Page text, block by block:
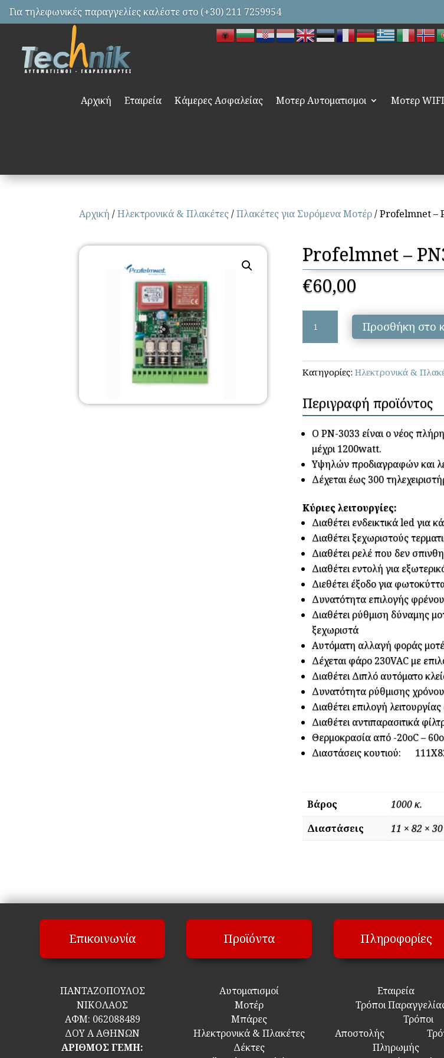
Για τηλεφωνικές παραγγελίες καλέστε στο (+30) 211 7259954
Αρχική Εταιρεία Κάμερες Ασφαλείας Μοτερ Αυτοματισμοι Μοτερ WIFI
Αρχική /Ηλεκτρονικά & Πλακέτες/Πλακέτες για Συρόμενα Μοτέρ/ Profelmnet –
Profelmnet –
€60,00
Profelmnet
PN3033
ποσότητα
Προσθήκη στο
Κατηγορίες: Ηλεκτρονικά &
Περιγραφή προϊόντος
Ο PN-3033 είναι ο νέος
μέχρι 1200watt.
Υψηλών προδιαγραφών και
Δέχεται έως 300
Κύριες λειτουργίες:
Διαθέτει ενδεικτικά led για
Διαθέτει ξεχωριστούς
Διαθέτει ρελέ που δεν
Διαθέτει εντολή για
Διεθέτει έξοδο για
Δυνατότητα επιλογής
Διαθέτει ρύθμιση δύναμης
ξεχωριστά
Αυτόματη αλλαγή φοράς
Δέχεται φάρο 230VAC με
Διαθέτει Διπλό αυτόματο
Δυνατότητα ρύθμισης
Διαθέτει επιλογή
Διαθέτει αντιπαρασιτικά
Θερμοκρασία από -20oC –
Διαστάσεις κουτιού:
Βάρος
1000 κ.
Διαστάσεις
11 × 82 ×
Επικοινωνία
ΠΑΝΤΑΖΟΠΟΥΛΟΣ
ΝΙΚΟΛΑΟΣ
ΑΦΜ: 062088489
ΔΟΥ Α ΑΘΗΝΩΝ
ΑΡΙΘΜΟΣ ΓΕΜΗ:
Προϊόντα
Αυτοματισμοί
Μοτέρ
Μπάρες
Ηλεκτρονικά & Πλακέτες
Δέκτες
Πληροφορίες
Εταιρεία
Τρόποι
Τρόποι
Αποστολής
Πληρωμής